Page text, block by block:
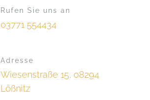
Rufen Sie uns an
03771 554434
Adresse
Wiesenstraße 15, 08294
Lößnitz